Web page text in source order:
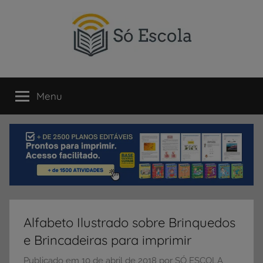
SÓ
ESCOLA
um
portal
direcionado
compartilhamento
dicas
Menu
Alfabeto Ilustrado sobre Brinquedos
e Brincadeiras para imprimir
Publicado em 10 de abril de 2018 por SÓ ESCOLA